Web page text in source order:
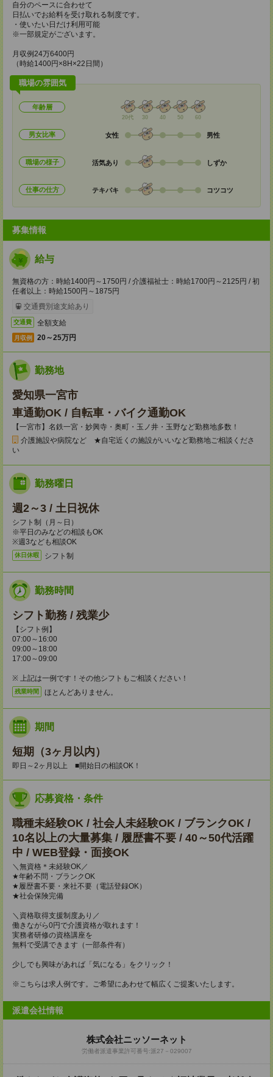
自分のペースに合わせて
日払いでお給料を受け取れる制度です。
・使いたい日だけ利用可能
※一部規定がございます。
月収例24万6400円
（時給1400円×8H×22日間）
職場の雰囲気
年齢層
20代 30 40 50 60
男女比率 女性 男性
職場の様子 活気あり しずか
仕事の仕方 テキパキ コツコツ
募集情報
給与
無資格の方：時給1400円～1750円 / 介護福祉士：時給1700円～2125円 / 初
任者以上：時給1500円～1875円
交通費別途支給あり
交通費 全額支給
月収例 20～25万円
勤務地
愛知県一宮市
車通勤OK / 自転車・バイク通勤OK
【一宮市】名鉄一宮・妙興寺・奥町・玉ノ井・玉野など勤務地多数！
介護施設や病院など ★自宅近くの施設がいいなど勤務地ご相談くださ
い
勤務曜日
週2～3 / 土日祝休
シフト制（月～日）
※平日のみなどの相談もOK
※週3なども相談OK
休日休暇 シフト制
勤務時間
シフト勤務 / 残業少
【シフト例】
07:00～16:00
09:00～18:00
17:00～09:00
※ 上記は一例です！その他シフトもご相談ください！
残業時間 ほとんどありません。
期間
短期（3ヶ月以内）
即日～2ヶ月以上 ■開始日の相談OK！
応募資格・条件
職種未経験OK / 社会人未経験OK / ブランクOK /
10名以上の大量募集 / 履歴書不要 / 40～50代活躍
中 / WEB登録・面接OK
＼無資格＊未経験OK／
★年齢不問・ブランクOK
★履歴書不要・来社不要（電話登録OK）
★社会保険完備
＼資格取得支援制度あり／
働きながら0円で介護資格が取れます！
実務者研修の資格講座を
無料で受講できます（一部条件有）
少しでも興味があれば「気になる」をクリック！
※こちらは求人例です。ご希望にあわせて幅広くご提案いたします。
派遣会社情報
株式会社ニッソーネット
労働者派遣事業許可番号:派27－029007